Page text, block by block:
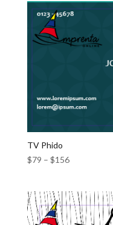
TV Phido
$79 – $156